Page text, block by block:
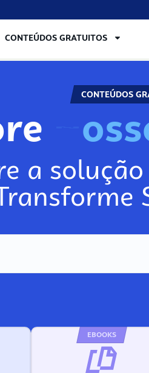
CONTEÚDOS GRATUITOS
CONTEÚDOS
a
EBOOKS